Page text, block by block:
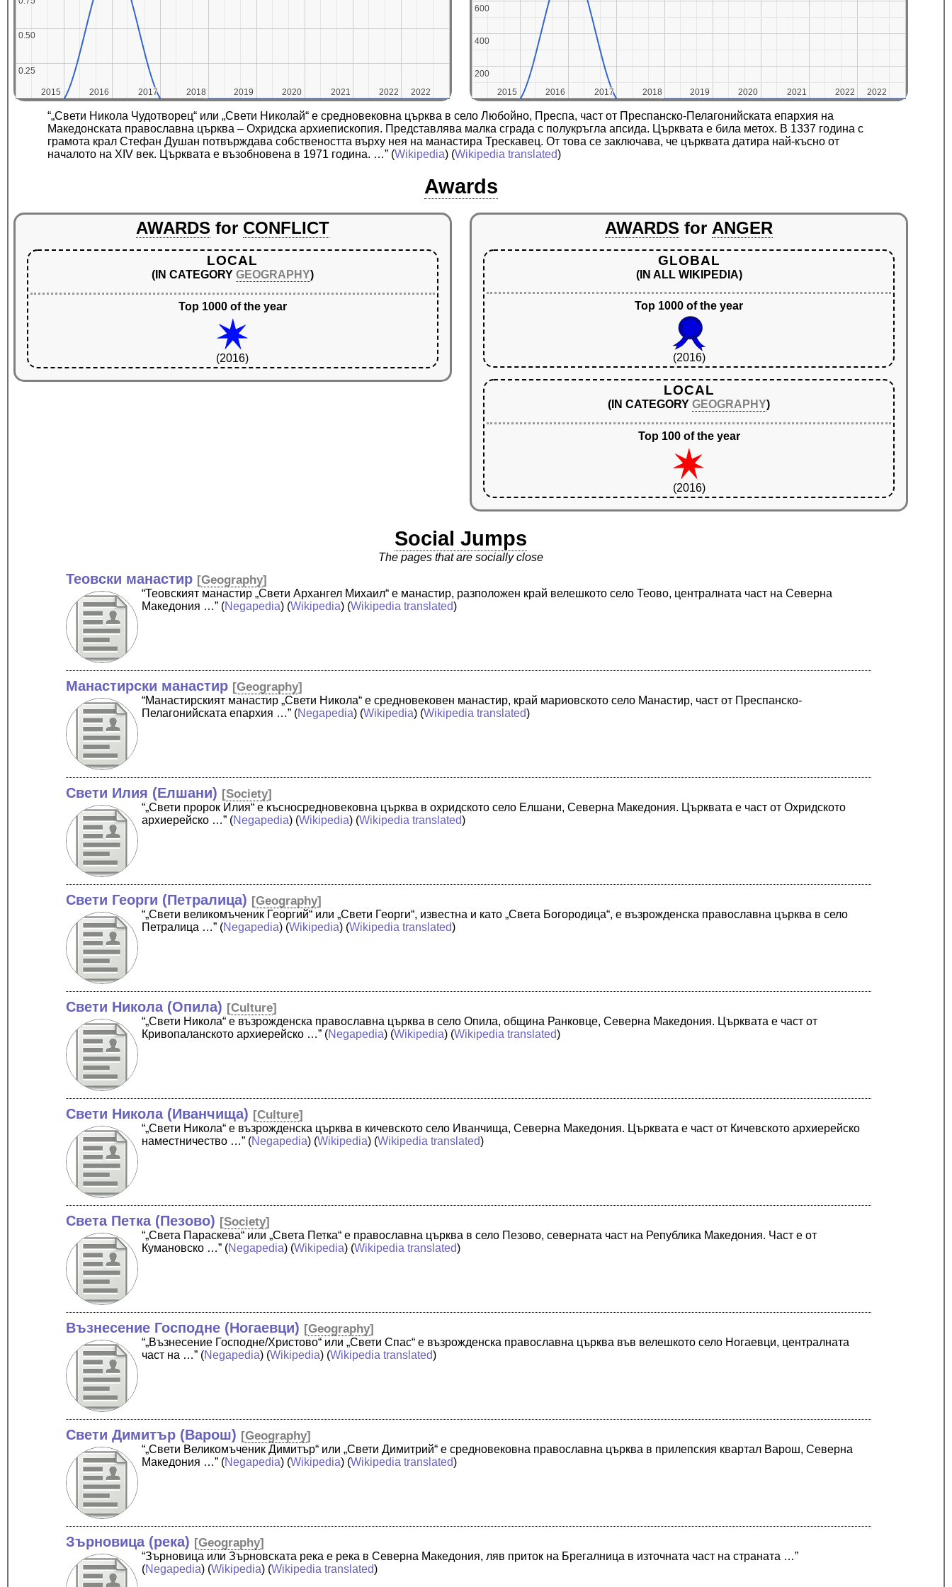
2015
2015 2016
2016 2017
2017 2018
2018 2019
2019 2020
2020 2021
2021 2022
2022 2022
2022
0.25
0.25
0.50
0.50
2015
2015 2016
2016 2017
2017 2018
2018 2019
2019 2020
2020 2021
2021 2022
2022 2022
2022
200
200
400
400
600
600
“„Свети Никола Чудотворец“ или „Свети Николай“ е средновековна църква в село Любойно, Преспа, част от Преспанско-Пелагонийската епархия на
Македонската православна църква – Охридска архиепископия. Представлява малка сграда с полукръгла апсида. Църквата е била метох. В 1337 година с
грамота крал Стефан Душан потвърждава собствеността върху нея на манастира Трескавец. От това се заключава, че църквата датира най-късно от
началото на XIV век. Църквата е възобновена в 1971 година. …” (Wikipedia) (Wikipedia translated)
Awards
AWARDS for CONFLICT
LOCAL
(IN CATEGORY GEOGRAPHY)
Top 1000 of the year
(2016)
AWARDS for ANGER
GLOBAL
(IN ALL WIKIPEDIA)
Top 1000 of the year
(2016)
LOCAL
(IN CATEGORYGEOGRAPHY)
Top 100 of the year
(2016)
Social Jumps
The pages that are socially close
Теовски манастир [Geography]
“Теовският манастир „Свети Архангел Михаил“ е манастир, разположен край велешкото село Теово, централната част на Северна
Македония …” (Negapedia) (Wikipedia) (Wikipedia translated)
Манастирски манастир [Geography]
“Манастирският манастир „Свети Никола“ е средновековен манастир, край мариовското село Манастир, част от Преспанско-
Пелагонийската епархия …” (Negapedia) (Wikipedia) (Wikipedia translated)
Свети Илия (Елшани) [Society]
“„Свети пророк Илия“ е късносредновековна църква в охридското село Елшани, Северна Македония. Църквата е част от Охридското
архиерейско …” (Negapedia) (Wikipedia) (Wikipedia translated)
Свети Георги (Петралица) [Geography]
“„Свети великомъченик Георгий“ или „Свети Георги“, известна и като „Света Богородица“, е възрожденска православна църква в село
Петралица …” (Negapedia) (Wikipedia) (Wikipedia translated)
Свети Никола (Опила) [Culture]
“„Свети Никола“ е възрожденска православна църква в село Опила, община Ранковце, Северна Македония. Църквата е част от
Кривопаланското архиерейско …” (Negapedia) (Wikipedia) (Wikipedia translated)
Свети Никола (Иванчища) [Culture]
“„Свети Никола“ е възрожденска църква в кичевското село Иванчища, Северна Македония. Църквата е част от Кичевското архиерейско
наместничество …” (Negapedia) (Wikipedia) (Wikipedia translated)
Света Петка (Пезово) [Society]
“„Света Параскева“ или „Света Петка“ е православна църква в село Пезово, северната част на Република Македония. Част е от
Кумановско …” (Negapedia) (Wikipedia) (Wikipedia translated)
Възнесение Господне (Ногаевци) [Geography]
“„Възнесение Господне/Христово“ или „Свети Спас“ е възрожденска православна църква във велешкото село Ногаевци, централната
част на …” (Negapedia) (Wikipedia) (Wikipedia translated)
Свети Димитър (Варош) [Geography]
“„Свети Великомъченик Димитър“ или „Свети Димитрий“ е средновековна православна църква в прилепския квартал Варош, Северна
Македония …” (Negapedia) (Wikipedia) (Wikipedia translated)
Зърновица (река) [Geography]
“Зърновица или Зърновската река е река в Северна Македония, ляв приток на Брегалница в източната част на страната …”
(Negapedia) (Wikipedia) (Wikipedia translated)